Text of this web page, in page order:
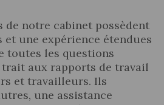
juridique
de notre cabinet possèdent
et une expérience étendues
toutes les questions
aux rapports de travail
et travailleurs. Ils
une assistance